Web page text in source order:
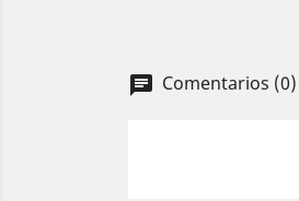
chat Comentarios (0)